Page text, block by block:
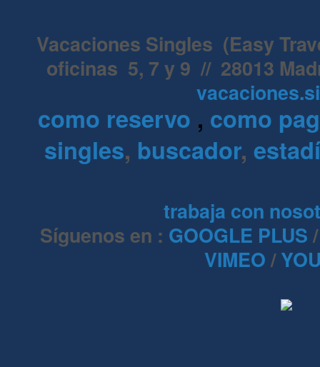
Vacaciones Singles (Easy
oficinas 5, 7 y 9 // 28013
como reservo , como
singles, buscador,
trabaja con
Síguenos en : GOOGLE PLUS
VIMEO /